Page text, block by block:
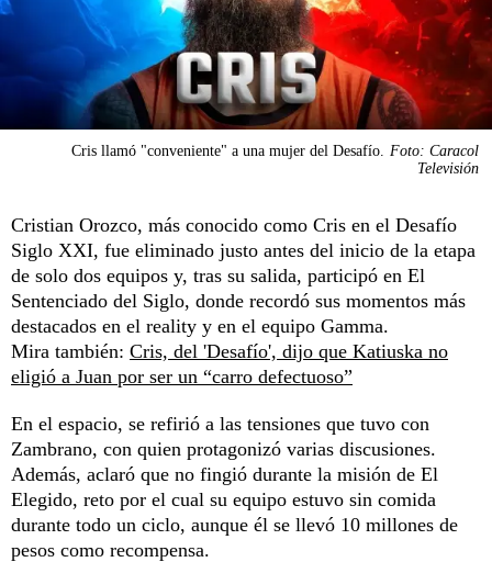
Cris llamó "conveniente" a una mujer del Desafío.
Foto: Caracol
Televisión
Cristian Orozco, más conocido como Cris en el Desafío
Siglo XXI, fue eliminado justo antes del inicio de la etapa
de solo dos equipos y, tras su salida, participó en El
Sentenciado del Siglo, donde recordó sus momentos más
destacados en el reality y en el equipo Gamma.
Mira también: Cris, del 'Desafío', dijo que Katiuska no
eligió a Juan por ser un “carro defectuoso”
En el espacio, se refirió a las tensiones que tuvo con
Zambrano, con quien protagonizó varias discusiones.
Además, aclaró que no fingió durante la misión de El
Elegido, reto por el cual su equipo estuvo sin comida
durante todo un ciclo, aunque él se llevó 10 millones de
pesos como recompensa.